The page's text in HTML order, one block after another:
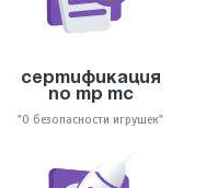
Сертификация
по тр тс
"О безопасности игрушек"